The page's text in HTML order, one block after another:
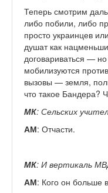
Теперь смотрим
либо побили, либо
просто украинцев
душат как
договариваться —
мобилизуются
вызовы — земля,
что такое Бандера?
МК: Сельских
АМ: Отчасти.
МК: И вертикаль
АМ: Кого он больше